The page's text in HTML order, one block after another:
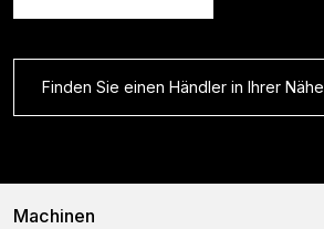
Finden Sie einen Händler in Ihrer Nähe
Machinen